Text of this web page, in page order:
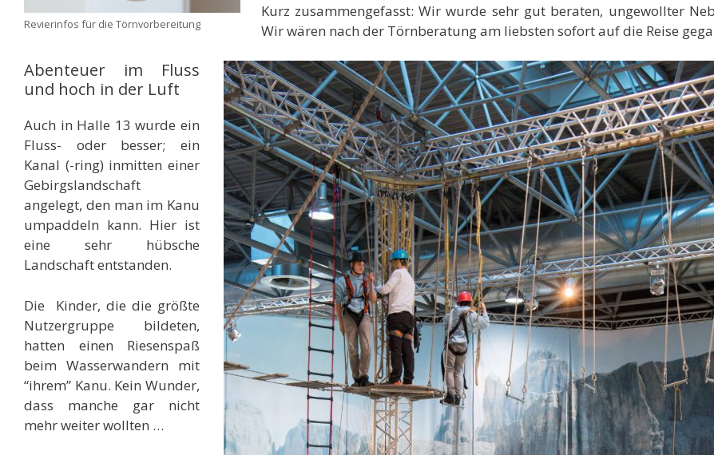
Revierinfos für die Törnvorbereitung
Kurz zusammengefasst: Wir wurde sehr gut beraten, ungewollter
Wir wären nach der Törnberatung am liebsten sofort auf die Reise
Abenteuer im Fluss
und hoch in der Luft
Auch in Halle 13 wurde ein
Fluss- oder besser; ein
Kanal (-ring) inmitten einer
Gebirgslandschaft
angelegt, den man im Kanu
umpaddeln kann. Hier ist
eine sehr hübsche
Landschaft entstanden.
Die Kinder, die die größte
Nutzergruppe bildeten,
hatten einen Riesenspaß
beim Wasserwandern mit
“ihrem” Kanu. Kein Wunder,
dass manche gar nicht
mehr weiter wollten …